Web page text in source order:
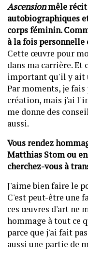
Ascensionmêle récit
autobiographiques
corps féminin.
à la fois personnelle
Cette œuvre pour
dans ma carrière. Et
important qu'il y ait
Par moments, je fais
création, mais j'ai
me donne des
aussi.
Vous rendez
Matthias Stom ou
cherchez-vous à
J'aime bien faire le
C'est peut-être une
ces œuvres d'art ne
hommage à tout ce
parce que j'ai fait
aussi une partie de